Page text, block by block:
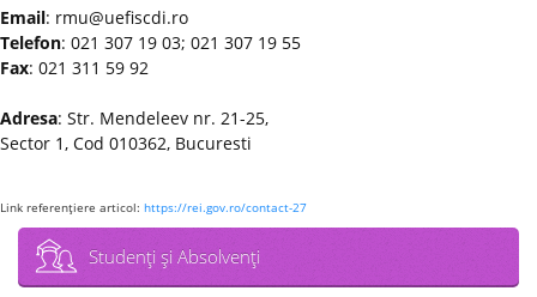
Email: rmu@uefiscdi.ro
Telefon: 021 307 19 03; 021 307 19 55
Fax: 021 311 59 92
Adresa: Str. Mendeleev nr. 21-25,
Sector 1, Cod 010362, Bucuresti
Link referenţiere articol: https://rei.gov.ro/contact-27
Studenţi şi Absolvenţi